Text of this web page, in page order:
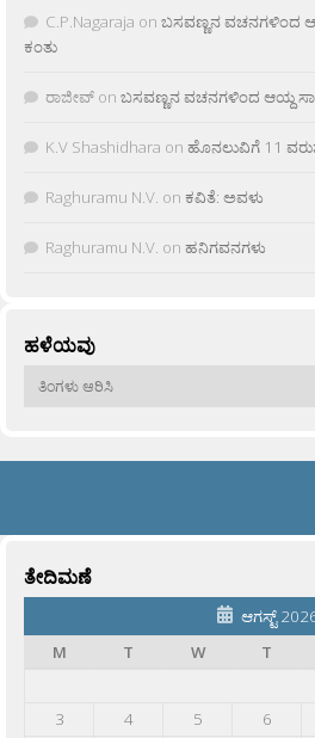
C.P.Nagaraja on ಬಸವಣ್ಣನ ವಚನಗಳಿಂದ
ಕಂತು
ರಾಜೀವ್ on ಬಸವಣ್ಣನ ವಚನಗಳಿಂದ ಆಯ್ದ
K.V Shashidhara on ಹೊನಲುವಿಗೆ 11
Raghuramu N.V. on ಕವಿತೆ: ಅವಳು
Raghuramu N.V. on ಹನಿಗವನಗಳು
ಹಳೆಯವು
ಹಳೆಯವು
ತೇದಿಮಣೆ
ಆಗಸ್ಟ್
M
T W T
3
4 5 6